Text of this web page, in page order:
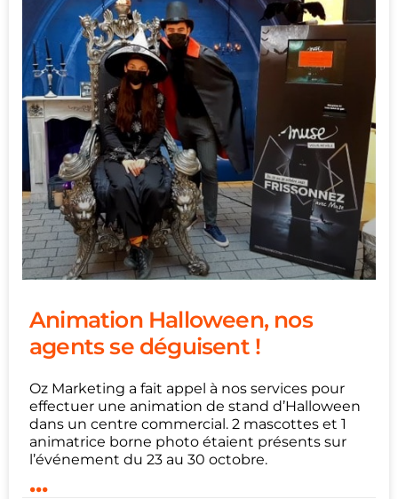
Animation Halloween, nos
agents se déguisent !
Oz Marketing a fait appel à nos services pour
effectuer une animation de stand d’Halloween
dans un centre commercial. 2 mascottes et 1
animatrice borne photo étaient présents sur
l’événement du 23 au 30 octobre.
...